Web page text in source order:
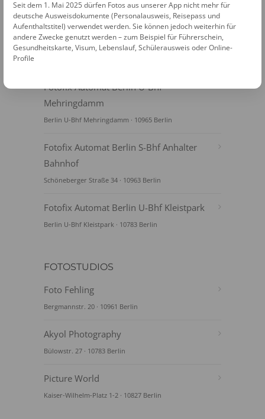
Fotofix Automat Berlin U-Bhf
Mehringdamm
Berlin U-Bhf Mehringdamm · 10965 Berlin
Fotofix Automat Berlin S-Bhf Anhalter
Bahnhof
Schöneberger Straße 34 · 10963 Berlin
Fotofix Automat Berlin U-Bhf Kleistpark
Berlin U-Bhf Kleistpark · 10783 Berlin
FOTOSTUDIOS
Foto Fehling
Bergmannstr. 20 · 10961 Berlin
Akyol Photography
Bülowstr. 27 · 10783 Berlin
Picture World
Kaiser-Wilhelm-Platz 1-2 · 10827 Berlin
Seit dem 1. Mai 2025 dürfen Fotos aus unserer App nicht mehr für
deutsche Ausweisdokumente (Personalausweis, Reisepass und
Aufenthaltstitel) verwendet werden. Sie können jedoch weiterhin für
andere Zwecke genutzt werden – zum Beispiel für Führerschein,
Gesundheitskarte, Visum, Lebenslauf, Schülerausweis oder Online-
Profile